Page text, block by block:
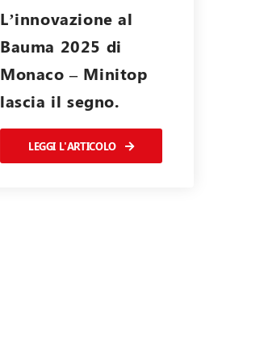
L’innovazione al
Bauma 2025 di
Monaco – Minitop
lascia il segno.
LEGGI L'ARTICOLO